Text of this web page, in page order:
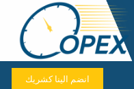
انضم الينا كشريك